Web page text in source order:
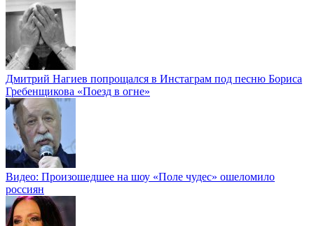
Дмитрий Нагиев попрощался в Инстаграм под песню Бориса
Гребенщикова «Поезд в огне»
Видео: Произошедшее на шоу «Поле чудес» ошеломило
россиян